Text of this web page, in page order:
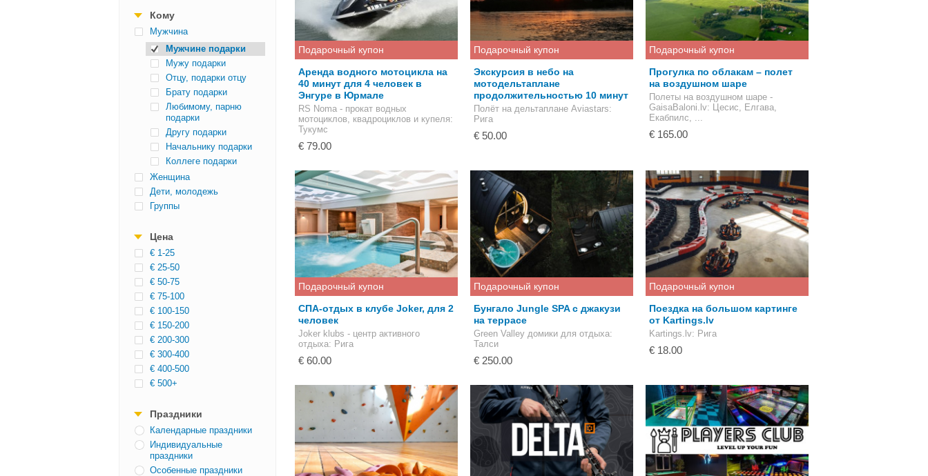
Кому
Mужчина
Мужчине подарки
Мужу подарки
Отцу, подарки отцу
Брату подарки
Любимому, парню
подарки
Другу подарки
Начальнику подарки
Коллеге подарки
Женщина
Дети, молодежь
Группы
Цена
€ 1-25
€ 25-50
€ 50-75
€ 75-100
€ 100-150
€ 150-200
€ 200-300
€ 300-400
€ 400-500
€ 500+
Праздники
Календарные праздники
Индивидуальные
праздники
Особенные праздники
Подарочный купон
Аренда водного мотоцикла на
40 минут для 4 человек в
Энгуре в Юрмале
RS Noma - прокат водных
мотоциклов, квадроциклов и купеля:
Тукумс
€ 79.00
Подарочный купон
Экскурсия в небо на
мотодельтаплане
продолжительностью 10 минут
Полёт на дельтаплане Aviastars:
Рига
€ 50.00
Подарочный купон
Прогулка по облакам – полет
на воздушном шаре
Полеты на воздушном шаре -
GaisaBaloni.lv: Цесис, Елгава,
Екабпилс, ...
€ 165.00
Подарочный купон
СПА-отдых в клубе Joker, для 2
человек
Joker klubs - центр активного
отдыха: Рига
€ 60.00
Подарочный купон
Бунгало Jungle SPA с джакузи
на террасе
Green Valley домики для отдыха:
Талси
€ 250.00
Подарочный купон
Поездка на большом картинге
от Kartings.lv
Kartings.lv: Рига
€ 18.00